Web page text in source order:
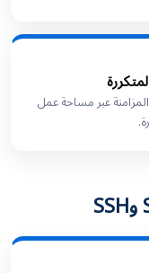
عبر مساحة عمل